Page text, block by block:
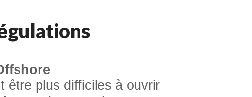
être plus difficiles à ouvrir